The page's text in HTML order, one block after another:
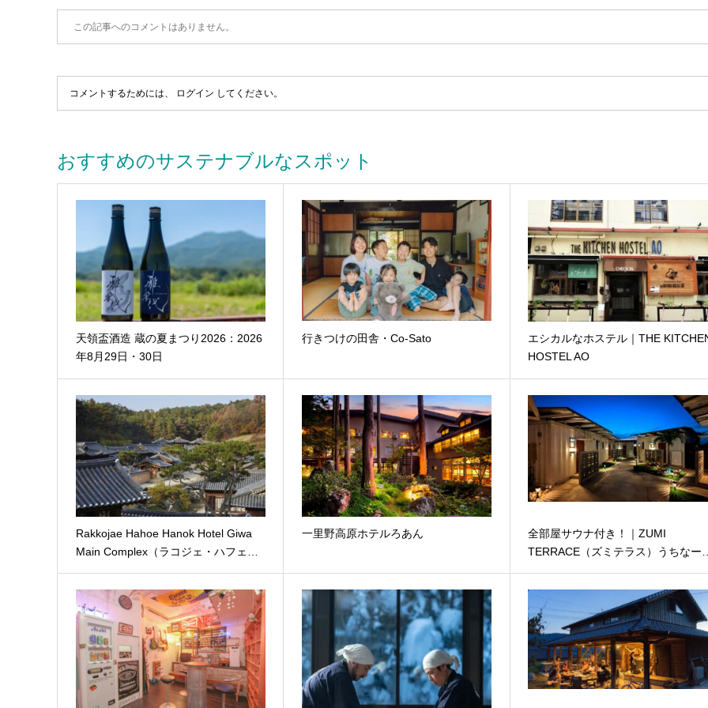
この記事へのコメントはありません。
コメントするためには、 ログイン してください。
おすすめのサステナブルなスポット
天領盃酒造 蔵の夏まつり2026：2026
年8⽉29⽇・30⽇
行きつけの田舎・Co-Sato
エシカルなホステル｜THE
HOSTEL AO
Rakkojae Hahoe Hanok Hotel Giwa
Main Complex（ラコジェ・ハフェ…
一里野高原ホテルろあん
全部屋サウナ付き！｜ZUMI
TERRACE（ズミテラス）うちな